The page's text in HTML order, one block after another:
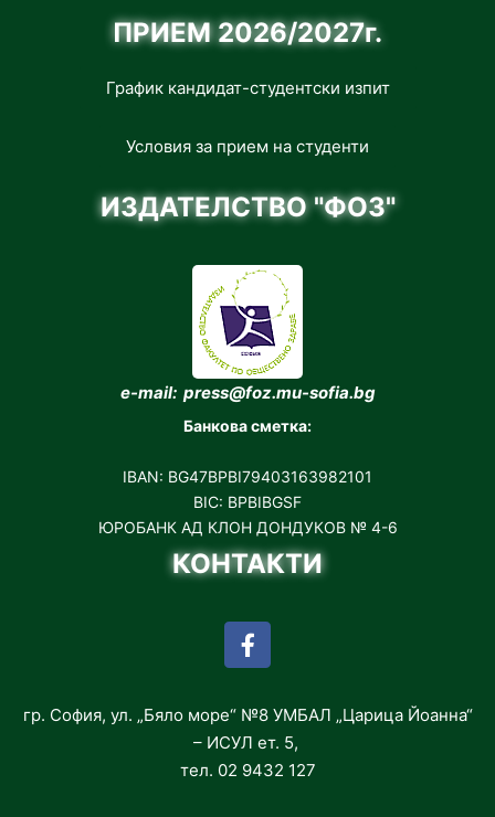
ПРИЕМ 2026/2027г.
График кандидат-студентски изпит
Условия за прием на студенти
ИЗДАТЕЛСТВО "ФОЗ"
e-mail: press@foz.mu-sofia.bg
Банкова сметка:
IBAN: BG47BPBI79403163982101
BIC: BPBIBGSF
ЮРОБАНК АД КЛОН ДОНДУКОВ № 4-6
КОНТАКТИ
гр. София, ул. „Бяло море“ №8 УМБАЛ „Царица Йоанна“
– ИСУЛ ет. 5,
тел. 02 9432 127